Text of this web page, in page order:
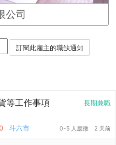
公司
長期兼職
等工作事項
斗六市 0-5 人應徵 2 天前